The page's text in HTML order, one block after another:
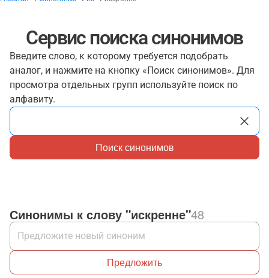
Сервис поиска синонимов
Введите слово, к которому требуется подобрать
аналог, и нажмите на кнопку «Поиск синонимов». Для
просмотра отдельных групп используйте поиск по
алфавиту.
Поиск синонимов
Синонимы к слову "искренне"48
Предложить